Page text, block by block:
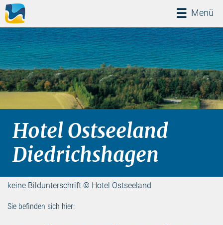
Menü
Menü
keine Bildunterschrift © Hotel Ostseeland
Hotel Ostseeland
Diedrichshagen
Sie befinden sich hier: